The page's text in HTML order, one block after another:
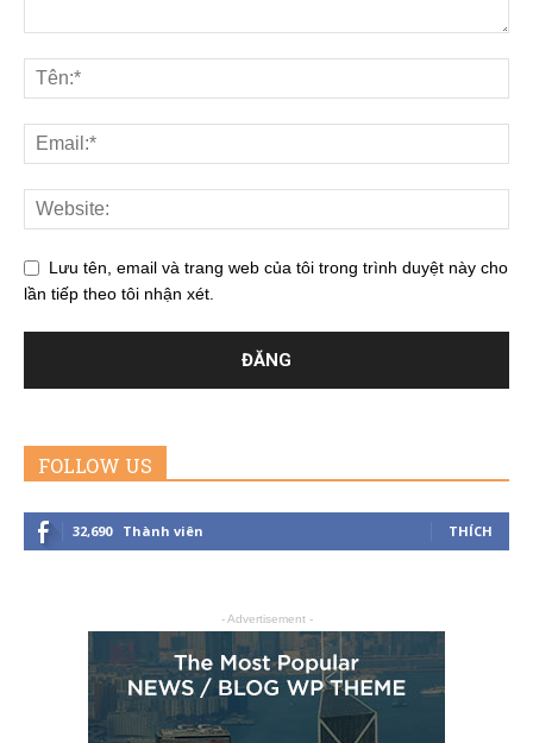
Lưu tên, email và trang web của tôi trong trình duyệt này cho
lần tiếp theo tôi nhận xét.
FOLLOW US
32,690 Thành viên THÍCH
- Advertisement -